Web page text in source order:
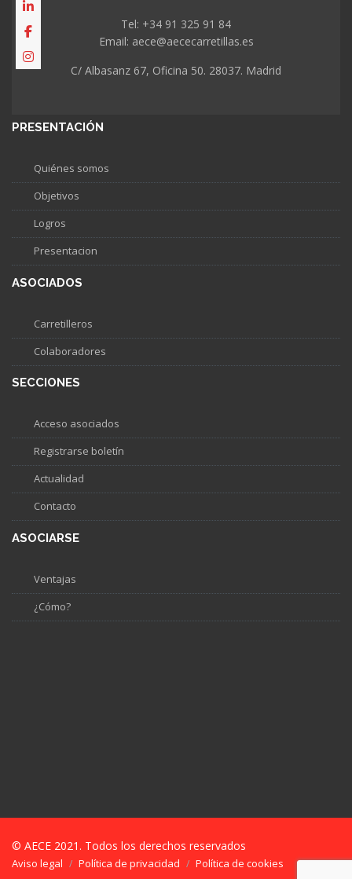
Tel: +34 91 325 91 84
Email: aece@aececarretillas.es
C/ Albasanz 67, Oficina 50. 28037. Madrid
PRESENTACIÓN
Quiénes somos
Objetivos
Logros
Presentacion
ASOCIADOS
Carretilleros
Colaboradores
SECCIONES
Acceso asociados
Registrarse boletín
Actualidad
Contacto
ASOCIARSE
Ventajas
¿Cómo?
© AECE 2021. Todos los derechos reservados
Aviso legal Política de privacidad
Política de cookies